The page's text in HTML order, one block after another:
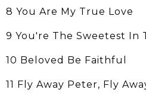
8 You Are My True Love
9 You're The Sweetest In
10 Beloved Be Faithful
11 Fly Away Peter, Fly